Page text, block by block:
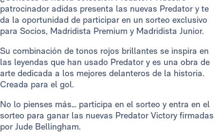
patrocinador adidas presenta las nuevas Predator y te
da la oportunidad de participar en un sorteo exclusivo
para Socios, Madridista Premium y Madridista Junior.
Su combinación de tonos rojos brillantes se inspira en
las leyendas que han usado Predator y es una obra de
arte dedicada a los mejores delanteros de la historia.
Creada para el gol.
No lo pienses más… participa en el sorteo y entra en el
sorteo para ganar las nuevas Predator Victory firmadas
por Jude Bellingham.